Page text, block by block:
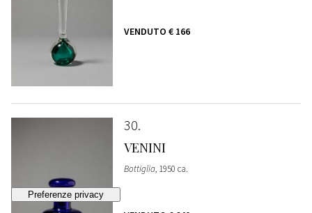
VENDUTO € 166
30
VENINI
Bottiglia, 1950 ca.